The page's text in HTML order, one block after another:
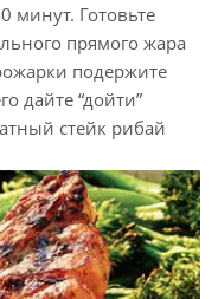
минут. Готовьте
прямого жара
подержите
дайте “дойти”
стейк рибай